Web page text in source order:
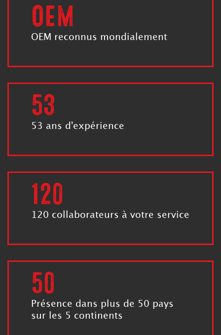
OEM
OEM reconnus mondialement
53
53 ans d'expérience
120
120 collaborateurs à votre service
50
Présence dans plus de 50 pays
sur les 5 continents